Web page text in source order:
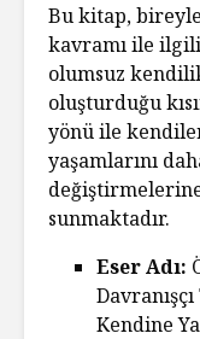
Bu kitap,
kavramı ile
olumsuz
oluşturduğu
yönü ile
yaşamlarını
sunmaktadır.
Eser Adı:
Kendine